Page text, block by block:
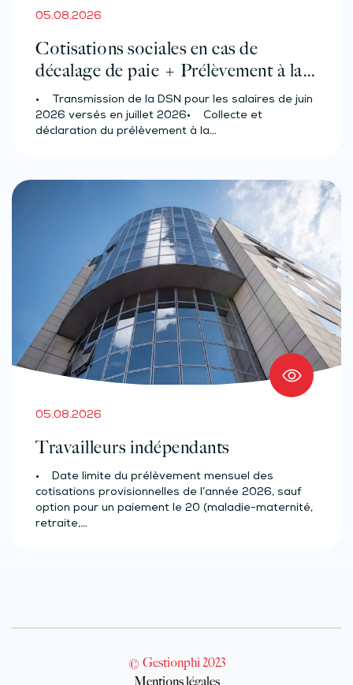
05.08.2026
Cotisations sociales en cas de
décalage de paie + Prélèvement à la
source des salariés et assimilés
(effectif d’au moins 50 salariés)
• Transmission de la DSN pour les salaires de juin
2026 versés en juillet 2026• Collecte et
déclaration du prélèvement à la…
05.08.2026
Travailleurs indépendants
• Date limite du prélèvement mensuel des
cotisations provisionnelles de l’année 2026, sauf
option pour un paiement le 20 (maladie-maternité,
retraite,…
© Gestionphi 2023
Mentions légales